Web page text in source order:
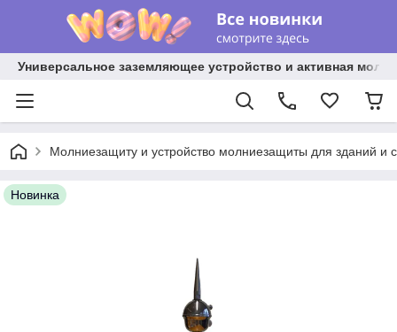
Универсальное заземляющее устройство и активная
Молниезащиту и устройство молниезащиты для зданий и
Новинка